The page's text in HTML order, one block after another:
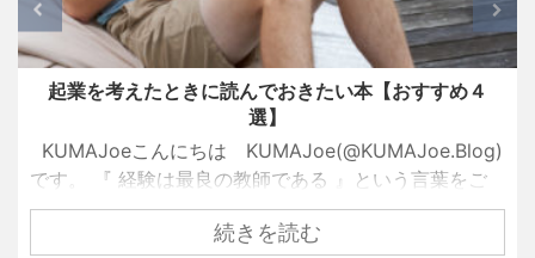
起業を考えたときに読んでおきたい本【おすすめ４
選】
KUMAJoeこんにちは KUMAJoe(@KUMAJoe.Blog)
です。 『 経験は最良の教師である 』という言葉をご
存知でしょうか？ 名経営者として大きな成功を手にし
ている創業者たちも、ずっと順風満帆な人生を送って
続きを読む